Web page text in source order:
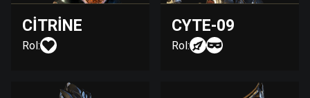
CITRINE
Rol:
CYTE-09
Rol: